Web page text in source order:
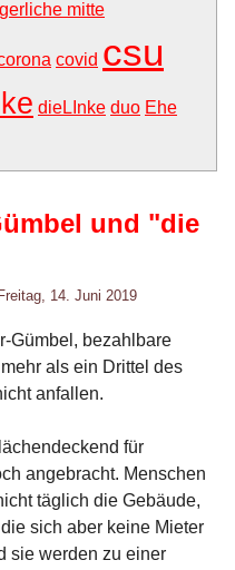
mitte
covid csu
dieLInke duo Ehe
und "die
Freitag, 14. Juni 2019
Gümbel, bezahlbare
als ein Drittel des
anfallen.
für
angebracht. Menschen
täglich die Gebäude,
sich aber keine Mieter
sie werden zu einer